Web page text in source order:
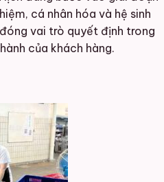
cá nhân hóa và hệ sinh
vai trò quyết định trong
của khách hàng.